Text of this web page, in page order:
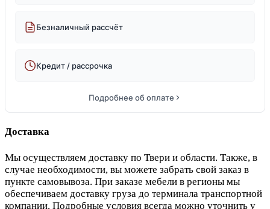
Безналичный рассчёт
Кредит / рассрочка
Подробнее об оплате
Доставка
Мы осуществляем доставку по Твери и области. Также, в
случае необходимости, вы можете забрать свой заказ в
пункте самовывоза. При заказе мебели в регионы мы
обеспечиваем доставку груза до терминала транспортной
компании. Подробные условия всегда можно уточнить у